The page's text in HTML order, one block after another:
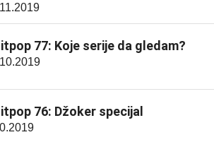
77: Koje serije da gledam?
76: Džoker specijal